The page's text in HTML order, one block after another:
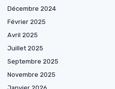
Décembre 2024
Février 2025
Avril 2025
Juillet 2025
Septembre 2025
Novembre 2025